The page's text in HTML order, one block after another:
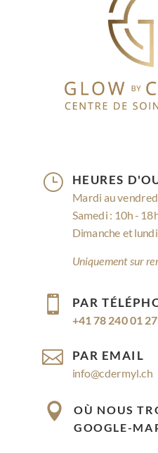
} HEURES
Mardi au
Samedi : 10h -
Dimanche et
Uniquement sur
 PAR
+41 78 240 01 27
 PAR EMAIL
info@cdermyl.ch
 OÙ NOUS
GOOGLE-